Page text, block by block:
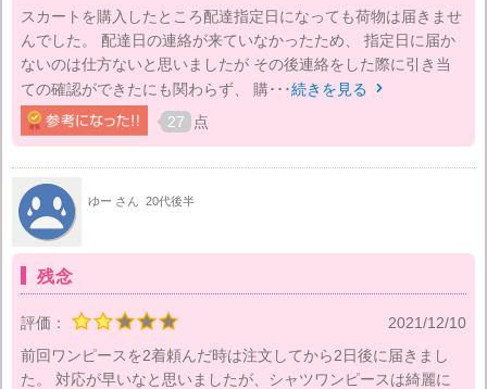
スカートを購入したところ配達指定日になっても荷物は届きませ
んでした。 配達日の連絡が来ていなかったため、 指定日に届か
ないのは仕方ないと思いましたが その後連絡をした際に引き当
ての確認ができたにも関わらず、 購･･･続きを見る 
27 点
ゆー さん 20代後半
残念
評価：
2021/12/10
前回ワンピースを2着頼んだ時は注文してから2日後に届きまし
た。 対応が早いなと思いましたが、シャツワンピースは綺麗に